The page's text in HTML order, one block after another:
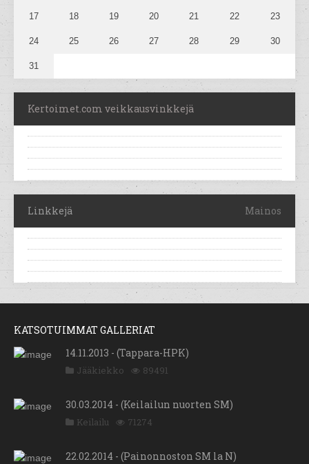
17 18 19 20 21 22 23
24 25 26 27 28 29 30
31
Kertoimet.com veikkausvinkkejä
Linkkejä Mainos
KATSOTUIMMAT GALLERIAT
14.11.2013 - (Tappara-HPK)
Jääkiekko 89491
30.03.2014 - (Keilailun nuorten SM)
Keilailu 71274
22.02.2014 - (Painonnoston SM la N)